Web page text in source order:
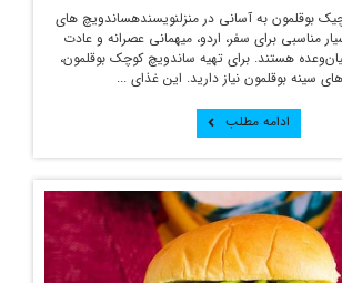
بوقلمون به آسانی در منزلنویسندهساندویچ های
مناسبی برای سفر، اردو، میهمانی عصرانه و عادت
هستند. برای تهیه ساندویچ کوچک بوقلمون،
سینه بوقلمون نیاز دارید. این غذای ...
ادامه مطلب